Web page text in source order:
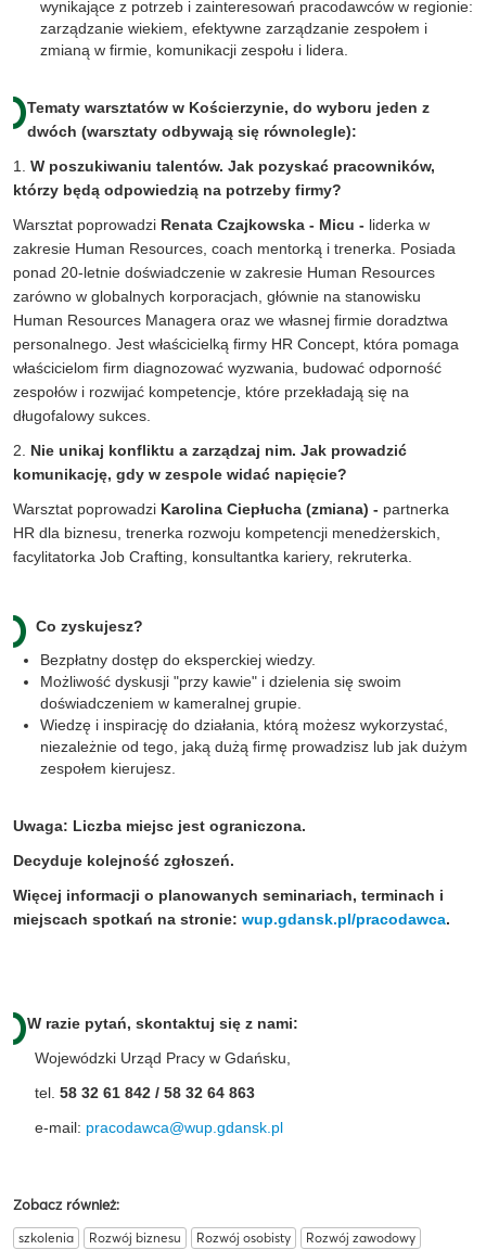
wynikające z potrzeb i zainteresowań pracodawców w regionie:
zarządzanie wiekiem, efektywne zarządzanie zespołem i
zmianą w firmie, komunikacji zespołu i lidera.
Tematy warsztatów w Kościerzynie, do wyboru jeden z
dwóch (warsztaty odbywają się równolegle):
1. W poszukiwaniu talentów. Jak pozyskać pracowników,
którzy będą odpowiedzią na potrzeby firmy?
Warsztat poprowadzi Renata Czajkowska - Micu - liderka w
zakresie Human Resources, coach mentorką i trenerka. Posiada
ponad 20-letnie doświadczenie w zakresie Human Resources
zarówno w globalnych korporacjach, głównie na stanowisku
Human Resources Managera oraz we własnej firmie doradztwa
personalnego. Jest właścicielką firmy HR Concept, która pomaga
właścicielom firm diagnozować wyzwania, budować odporność
zespołów i rozwijać kompetencje, które przekładają się na
długofalowy sukces.
2. Nie unikaj konfliktu a zarządzaj nim. Jak prowadzić
komunikację, gdy w zespole widać napięcie?
Warsztat poprowadzi Karolina Ciepłucha (zmiana) - partnerka
HR dla biznesu, trenerka rozwoju kompetencji menedżerskich,
facylitatorka Job Crafting, konsultantka kariery, rekruterka.
Co zyskujesz?
Bezpłatny dostęp do eksperckiej wiedzy.
Możliwość dyskusji "przy kawie" i dzielenia się swoim
doświadczeniem w kameralnej grupie.
Wiedzę i inspirację do działania, którą możesz wykorzystać,
niezależnie od tego, jaką dużą firmę prowadzisz lub jak dużym
zespołem kierujesz.
Uwaga: Liczba miejsc jest ograniczona.
Decyduje kolejność zgłoszeń.
Więcej informacji o planowanych seminariach, terminach i
miejscach spotkań na stronie: wup.gdansk.pl/pracodawca.
W razie pytań, skontaktuj się z nami:
Wojewódzki Urząd Pracy w Gdańsku,
tel. 58 32 61 842 / 58 32 64 863
e-mail: pracodawca@wup.gdansk.pl
Zobacz również:
szkolenia Rozwój biznesu Rozwój osobisty
Rozwój zawodowy